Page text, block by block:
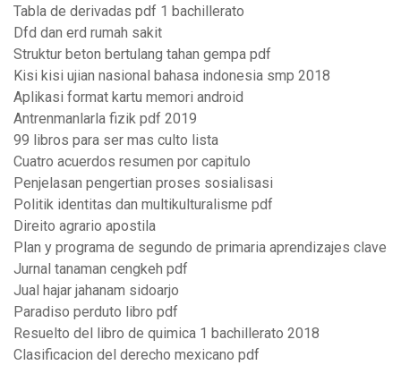
Tabla de derivadas pdf 1 bachillerato
Dfd dan erd rumah sakit
Struktur beton bertulang tahan gempa pdf
Kisi kisi ujian nasional bahasa indonesia smp 2018
Aplikasi format kartu memori android
Antrenmanlarla fizik pdf 2019
99 libros para ser mas culto lista
Cuatro acuerdos resumen por capitulo
Penjelasan pengertian proses sosialisasi
Politik identitas dan multikulturalisme pdf
Direito agrario apostila
Plan y programa de segundo de primaria aprendizajes clave
Jurnal tanaman cengkeh pdf
Jual hajar jahanam sidoarjo
Paradiso perduto libro pdf
Resuelto del libro de quimica 1 bachillerato 2018
Clasificacion del derecho mexicano pdf